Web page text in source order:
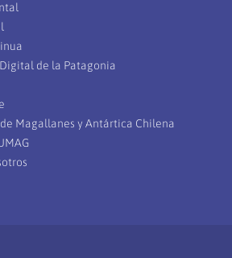
de la Patagonia
Magallanes y Antártica Chilena